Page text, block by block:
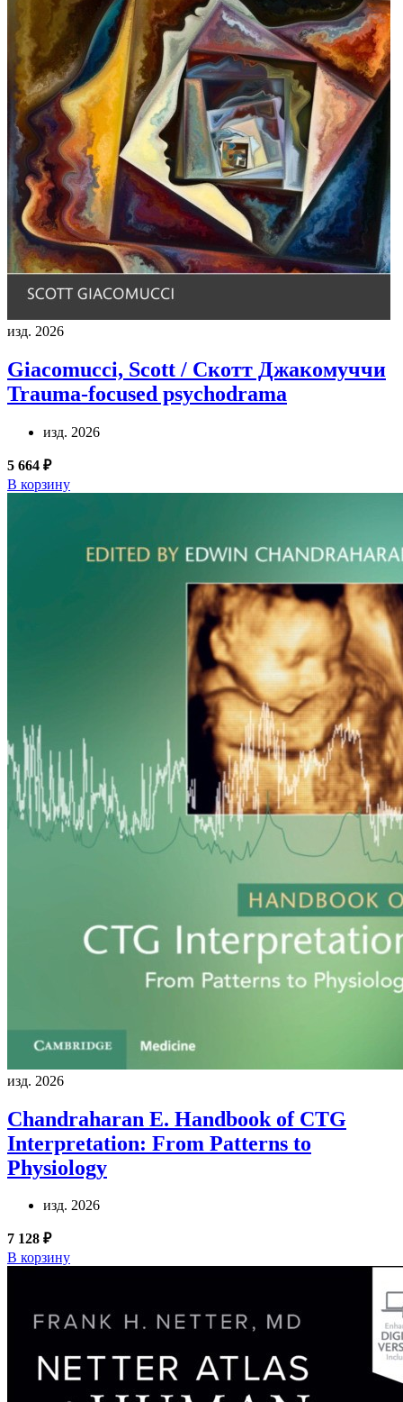
изд. 2026
Giacomucci, Scott / Скотт Джакомуччи
Trauma-focused psychodrama
изд. 2026
5 664 ₽
В корзину
изд. 2026
Chandraharan E. Handbook of CTG
Interpretation: From Patterns to
Physiology
изд. 2026
7 128 ₽
В корзину